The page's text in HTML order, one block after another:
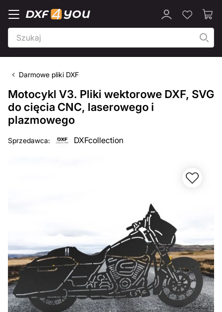
Darmowe pliki DXF
Motocykl V3. Pliki wektorowe DXF, SVG
do cięcia CNC, laserowego i
plazmowego
Sprzedawca: DXFcollection